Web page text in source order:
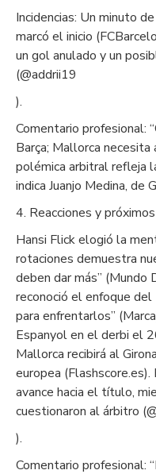
Incidencias: Un minuto
marcó el inicio
un gol anulado y un
(@addrii19
).
Comentario profesional:
Barça; Mallorca
polémica arbitral refleja
indica Juanjo Medina, de
4. Reacciones y
Hansi Flick elogió la
rotaciones demuestra
deben dar más” (Mundo
reconoció el enfoque del
para enfrentarlos”
Espanyol en el derbi el
Mallorca recibirá al
europea
avance hacia el título,
cuestionaron al árbitro
).
Comentario profesional: